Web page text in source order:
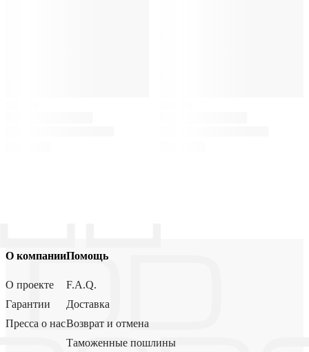
О компании
О проекте
Гарантии
Пресса о нас
Помощь
F.A.Q.
Доставка
Возврат и отмена
Таможенные пошлины